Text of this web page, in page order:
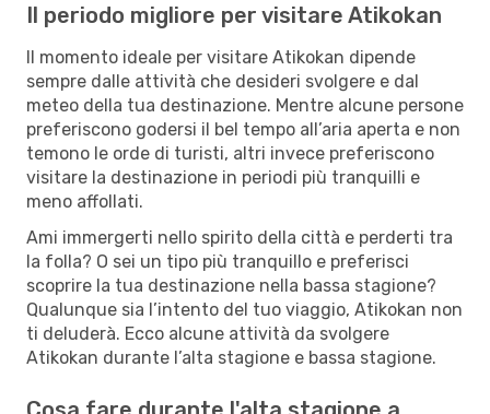
Il periodo migliore per visitare Atikokan
Il momento ideale per visitare Atikokan dipende
sempre dalle attività che desideri svolgere e dal
meteo della tua destinazione. Mentre alcune persone
preferiscono godersi il bel tempo all’aria aperta e non
temono le orde di turisti, altri invece preferiscono
visitare la destinazione in periodi più tranquilli e
meno affollati.
Ami immergerti nello spirito della città e perderti tra
la folla? O sei un tipo più tranquillo e preferisci
scoprire la tua destinazione nella bassa stagione?
Qualunque sia l’intento del tuo viaggio, Atikokan non
ti deluderà. Ecco alcune attività da svolgere
Atikokan durante l’alta stagione e bassa stagione.